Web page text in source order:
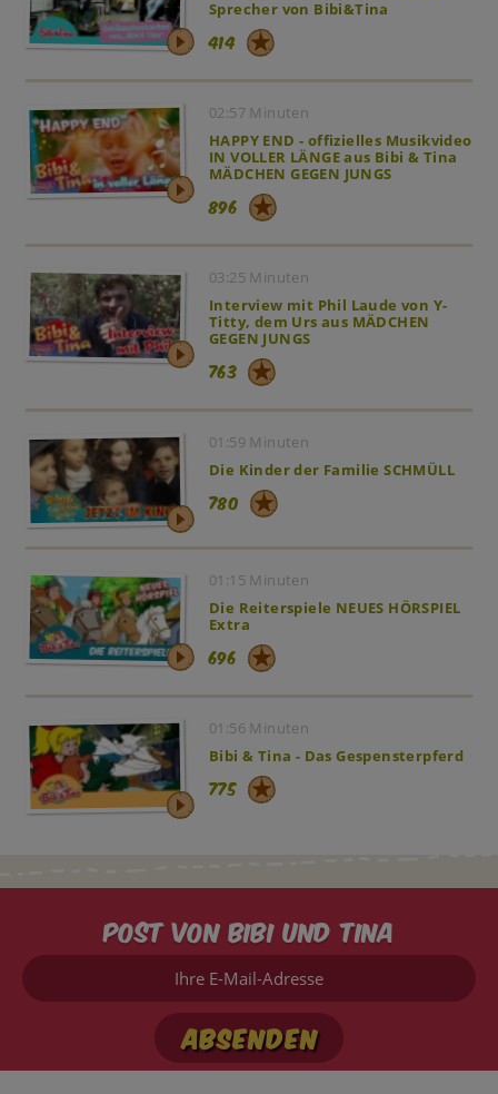
Sprecher von Bibi&Tina
414
02:57 Minuten
HAPPY END - offizielles Musikvideo
IN VOLLER LÄNGE aus Bibi & Tina
MÄDCHEN GEGEN JUNGS
896
03:25 Minuten
Interview mit Phil Laude von Y-
Titty, dem Urs aus MÄDCHEN
GEGEN JUNGS
763
01:59 Minuten
Die Kinder der Familie SCHMÜLL
780
01:15 Minuten
Die Reiterspiele NEUES HÖRSPIEL
Extra
696
01:56 Minuten
Bibi & Tina - Das Gespensterpferd
775
Post von Bibi und Tina
Ihre
Mail-